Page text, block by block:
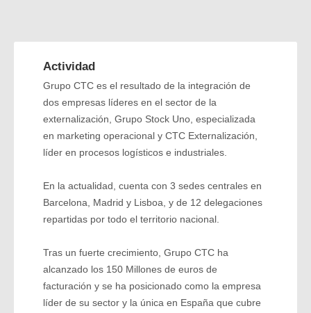
Actividad
Grupo CTC es el resultado de la integración de
dos empresas líderes en el sector de la
externalización, Grupo Stock Uno, especializada
en marketing operacional y CTC Externalización,
líder en procesos logísticos e industriales.
En la actualidad, cuenta con 3 sedes centrales en
Barcelona, Madrid y Lisboa, y de 12 delegaciones
repartidas por todo el territorio nacional.
Tras un fuerte crecimiento, Grupo CTC ha
alcanzado los 150 Millones de euros de
facturación y se ha posicionado como la empresa
líder de su sector y la única en España que cubre